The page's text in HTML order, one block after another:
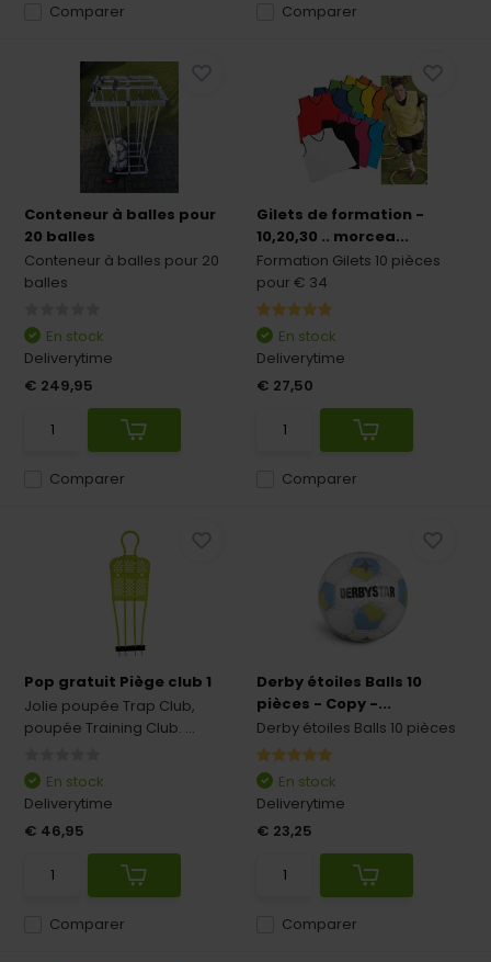
Comparer Comparer
Conteneur à balles pour
20 balles
Conteneur à balles pour 20
balles
Comparer
En stock
Deliverytime
€ 249,95
Gilets de formation -
10,20,30 .. morcea...
Formation Gilets 10 pièces
pour € 34
Comparer
En stock
Deliverytime
€ 27,50
Pop gratuit Piège club 1
Jolie poupée Trap Club,
poupée Training Club. ...
Comparer
En stock
Deliverytime
€ 46,95
Derby étoiles Balls 10
pièces - Copy -...
Derby étoiles Balls 10 pièces
Comparer
En stock
Deliverytime
€ 23,25